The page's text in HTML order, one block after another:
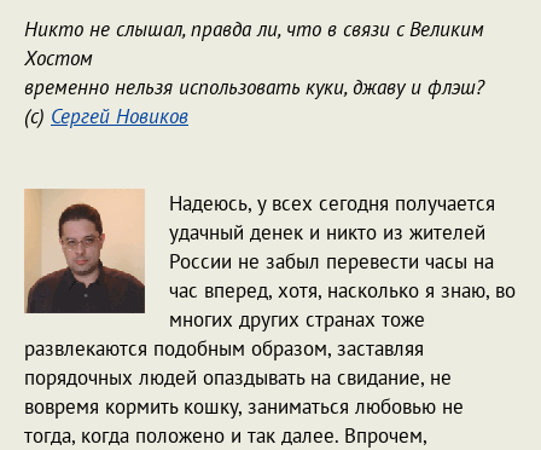
Никто не слышал, правда ли, что в связи с Великим
Хостом
временно нельзя использовать куки, джаву и флэш?
(c) Сергей Новиков
Надеюсь, у всех сегодня получается
удачный денек и никто из жителей
России не забыл перевести часы на
час вперед, хотя, насколько я знаю, во
многих других странах тоже
развлекаются подобным образом, заставляя
порядочных людей опаздывать на свидание, не
вовремя кормить кошку, заниматься любовью не
тогда, когда положено и так далее. Впрочем,